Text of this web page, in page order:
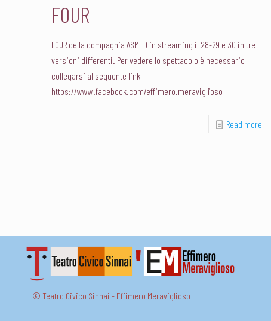
FOUR
FOUR della compagnia ASMED in streaming il 28-29 e 30 in tre
versioni differenti. Per vedere lo spettacolo è necessario
collegarsi al seguente link
https://www.facebook.com/effimero.meraviglioso
Read more
© Teatro Civico Sinnai - Effimero Meraviglioso